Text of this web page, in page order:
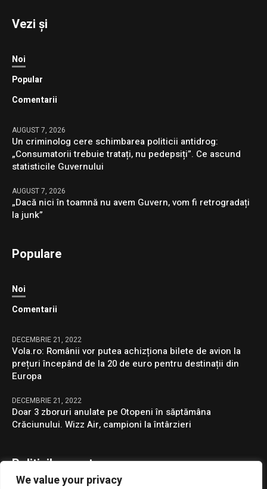
We value your privacy
Vezi și
Noi
Popular
Comentarii
AUGUST 7, 2026
Un criminolog cere schimbarea politicii antidrog:
„Consumatorii trebuie tratați, nu pedepsiți”. Ce ascund
statisticile Guvernului
AUGUST 7, 2026
„Dacă nici în toamnă nu avem Guvern, vom fi retrogradați
la junk”
Populare
Noi
Comentarii
DECEMBRIE 21, 2022
Vola.ro: Românii vor putea achizționa bilete de avion la
prețuri începând de la 20 de euro pentru destinații din
Europa
DECEMBRIE 21, 2022
Doar 3 zboruri anulate pe Otopeni în săptămâna
Crăciunului. Wizz Air, campioni la întârzieri
Politicile noastre